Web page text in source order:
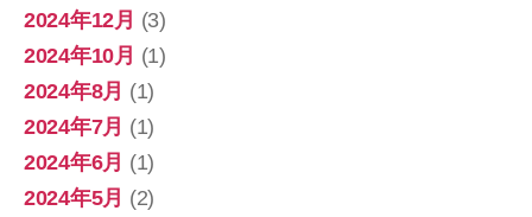
2024年12月 (3)
2024年10月 (1)
2024年8月 (1)
2024年7月 (1)
2024年6月 (1)
2024年5月 (2)